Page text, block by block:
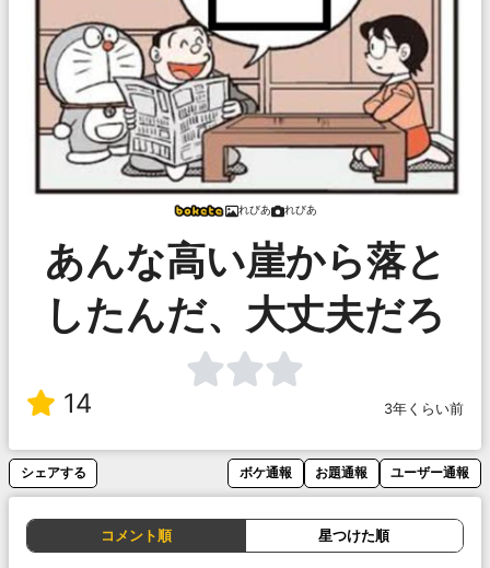
れびあ れびあ
あんな高い崖から落と
したんだ、大丈夫だろ
14 3年くらい前
シェアする ボケ通報 お題通報 ユーザー通報
コメント順 星つけた順